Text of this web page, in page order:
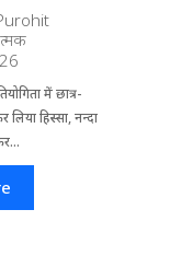
में छात्र-
हिस्सा, नन्दा